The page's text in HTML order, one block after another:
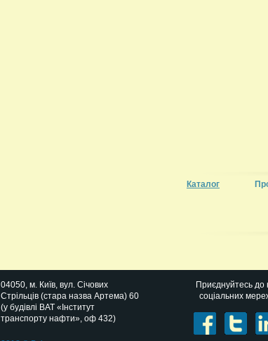
Каталог
04050, м. Київ, вул. Січових
Стрільців (стара назва Артема) 60
(у будівлі ВАТ «Інститут
транспорту нафти», оф 432)
Приєднуйтесь до
соціальних